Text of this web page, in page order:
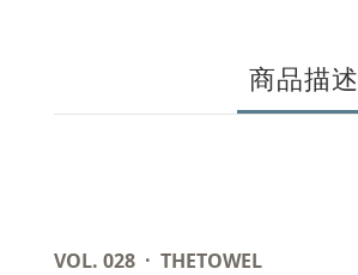
商品描述
VOL. 028 · THETOWEL